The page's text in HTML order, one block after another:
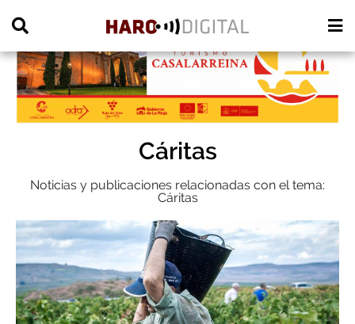
Cáritas
Noticias y publicaciones relacionadas con el tema:
Cáritas